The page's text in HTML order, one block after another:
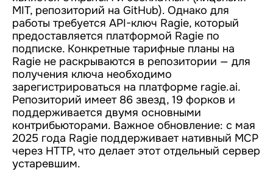
MIT, репозиторий на GitHub). Однако для
работы требуется API-ключ Ragie, который
предоставляется платформой Ragie по
подписке. Конкретные тарифные планы на
Ragie не раскрываются в репозитории — для
получения ключа необходимо
зарегистрироваться на платформе ragie.ai.
Репозиторий имеет 86 звезд, 19 форков и
поддерживается двумя основными
контрибьюторами. Важное обновление: с мая
2025 года Ragie поддерживает нативный MCP
через HTTP, что делает этот отдельный сервер
устаревшим.